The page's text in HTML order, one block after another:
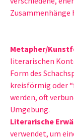
Zusammenhänge
Metapher/
literarischen
Form des
kreisförmig oder
werden, oft
Umgebung.
Literarische
verwendet, um